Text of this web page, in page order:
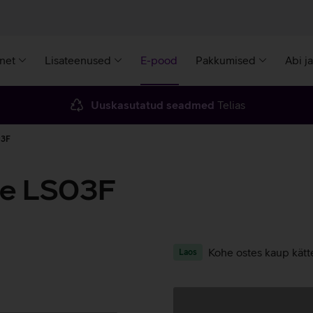
Lisateenused E-pood Pakkumised Abi
Uuskasutatud seadmed Telias
LS03F
Laos Kohe ostes kaup